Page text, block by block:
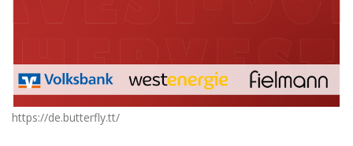
https://de.butterfly.tt/